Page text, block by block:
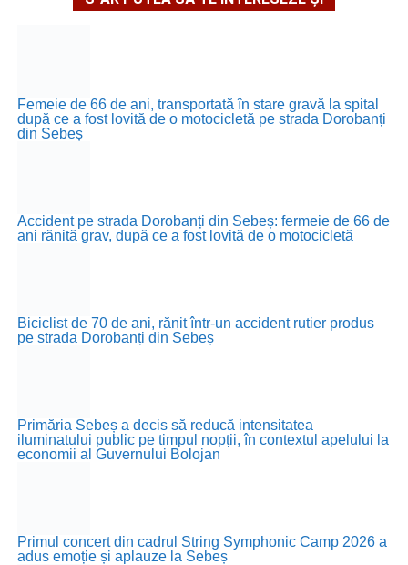
Femeie de 66 de ani, transportată în stare gravă la spital
după ce a fost lovită de o motocicletă pe strada Dorobanți
din Sebeș
Accident pe strada Dorobanți din Sebeș: fermeie de 66 de
ani rănită grav, după ce a fost lovită de o motocicletă
Biciclist de 70 de ani, rănit într-un accident rutier produs
pe strada Dorobanți din Sebeș
Primăria Sebeș a decis să reducă intensitatea
iluminatului public pe timpul nopții, în contextul apelului la
economii al Guvernului Bolojan
Primul concert din cadrul String Symphonic Camp 2026 a
adus emoție și aplauze la Sebeș